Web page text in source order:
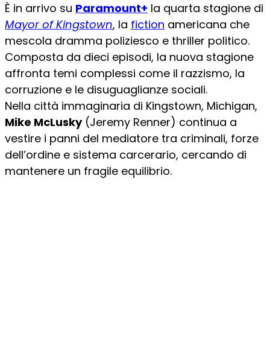
È in arrivo su Paramount+ la quarta stagione di
Mayor of Kingstown, la fiction americana che
mescola dramma poliziesco e thriller politico.
Composta da dieci episodi, la nuova stagione
affronta temi complessi come il razzismo, la
corruzione e le disuguaglianze sociali.
Nella città immaginaria di Kingstown, Michigan,
Mike McLusky(Jeremy Renner) continua a
vestire i panni del mediatore tra criminali, forze
dell’ordine e sistema carcerario, cercando di
mantenere un fragile equilibrio.